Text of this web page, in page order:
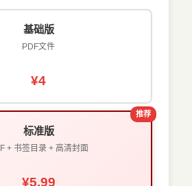
基础版
PDF文件
¥4
推荐
标准版
+ 书签目录 + 高清封面
¥5.99